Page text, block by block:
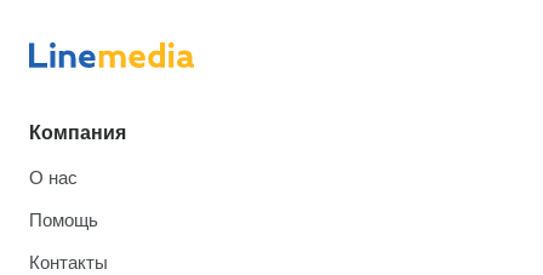
Компания
О нас
Помощь
Контакты